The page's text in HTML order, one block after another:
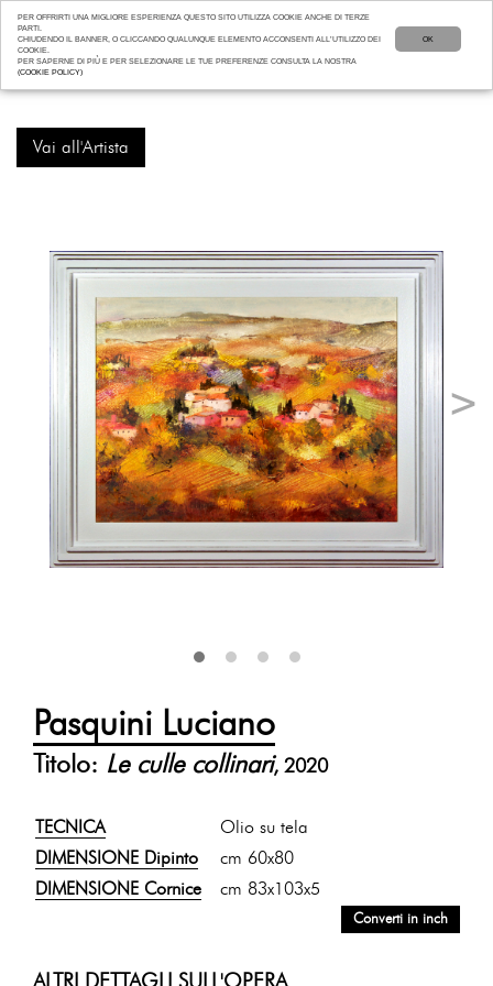
OK
PER OFFRIRTI UNA MIGLIORE ESPERIENZA QUESTO SITO UTILIZZA COOKIE ANCHE DI TERZE
PARTI.
CHIUDENDO IL BANNER, O CLICCANDO QUALUNQUE ELEMENTO ACCONSENTI ALL’UTILIZZO DEI
COOKIE.
PER SAPERNE DI PIÙ E PER SELEZIONARE LE TUE PREFERENZE CONSULTA LA NOSTRA
(COOKIE POLICY)
Vai all'Artista
Pasquini Luciano
Titolo: Le culle collinari, 2020
TECNICA
Olio su tela
DIMENSIONE Dipinto
cm 60x80
DIMENSIONE Cornice
cm 83x103x5
Converti in inch